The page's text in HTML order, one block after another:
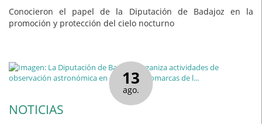
Conocieron el papel de la Diputación de Badajoz en la
promoción y protección del cielo nocturno
13
ago.
NOTICIAS